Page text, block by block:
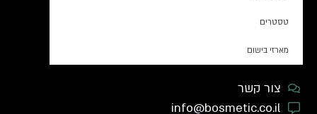
טסטרים
מארזי בישום
צור קשר
info@bosmetic.co.il